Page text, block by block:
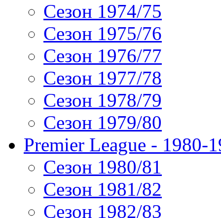
Сезон 1974/75
Сезон 1975/76
Сезон 1976/77
Сезон 1977/78
Сезон 1978/79
Сезон 1979/80
Premier League - 1980-
Сезон 1980/81
Сезон 1981/82
Сезон 1982/83